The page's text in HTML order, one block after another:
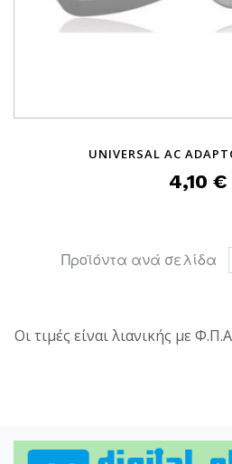
UNIVERSAL AC
4,10 €
Προϊόντα ανά σελίδα
Οι τιμές είναι λιανικής με